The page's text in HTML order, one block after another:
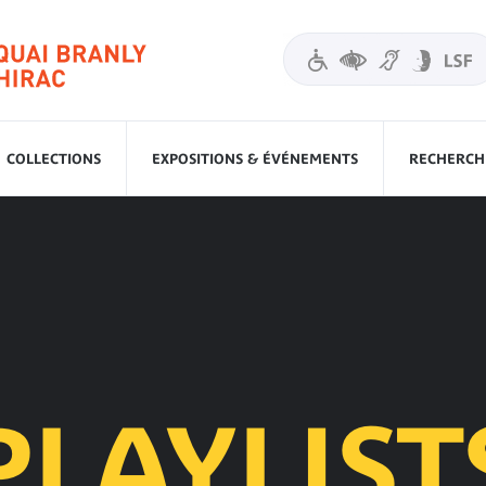
COLLECTIONS EXPOSITIONS & ÉVÉNEMENTS